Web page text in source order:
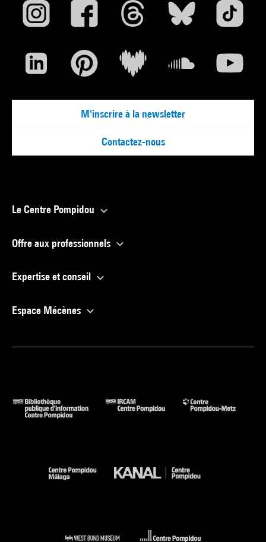
M'inscrire à la newsletter
Contactez-nous
Le Centre Pompidou
Offre aux professionnels
Expertise et conseil
Espace Mécènes